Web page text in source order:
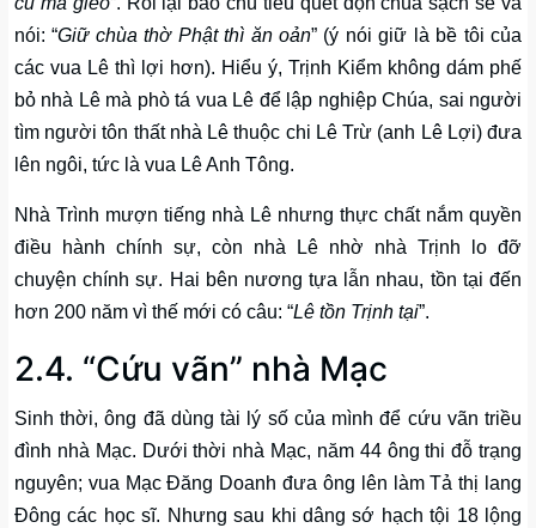
nói: “Giữ chùa thờ Phật thì ăn oản” (ý nói giữ là bề tôi của
các vua Lê thì lợi hơn). Hiểu ý, Trịnh Kiểm không dám phế
bỏ nhà Lê mà phò tá vua Lê để lập nghiệp Chúa, sai người
tìm người tôn thất nhà Lê thuộc chi Lê Trừ (anh Lê Lợi) đưa
lên ngôi, tức là vua Lê Anh Tông.
Nhà Trình mượn tiếng nhà Lê nhưng thực chất nắm quyền
điều hành chính sự, còn nhà Lê nhờ nhà Trịnh lo đỡ
chuyện chính sự. Hai bên nương tựa lẫn nhau, tồn tại đến
hơn 200 năm vì thế mới có câu: “Lê tồn Trịnh tại”.
2.4. “Cứu vãn” nhà Mạc
Sinh thời, ông đã dùng tài lý số của mình để cứu vãn triều
đình nhà Mạc. Dưới thời nhà Mạc, năm 44 ông thi đỗ trạng
nguyên; vua Mạc Đăng Doanh đưa ông lên làm Tả thị lang
Đông các học sĩ. Nhưng sau khi dâng sớ hạch tội 18 lộng